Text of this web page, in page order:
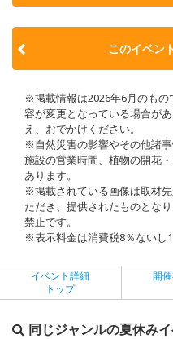
このイベン
※掲載情報は2026年6月のも
容が変更となっている場合が
え、おでかけください。
※自然災害の影響やその他諸事
施設の営業時間、植物の開花
あります。
※掲載されている画像は取材
ただき、提供されたものとな
禁止です。
※表示料金は消費税8％ないし
イベント詳細
トップ
開
同じジャンルの夏休み